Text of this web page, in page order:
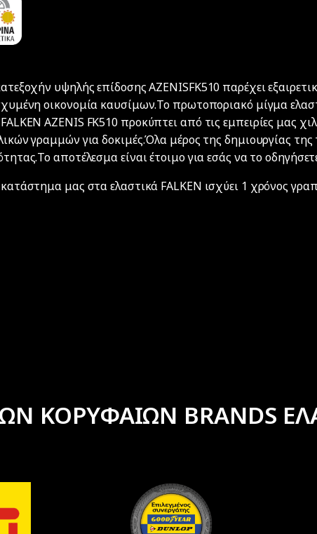
υψηλής επίδοσης AZENISFK510 παρέχει
οικονομία καυσίμων.Το πρωτοποριακό μίγμα
AZENIS FK510 προκύπτει από τις εμπειρίες μας
γραμμών για δοκιμές.Όλα μέρος της δημιουργίας της
αποτέλεσμα είναι έτοιμο για εσάς να το
μας στα ελαστικά FALKEN ισχύει 1 χρόνος
ΚΟΡΥΦΑΙΩΝ BRANDS